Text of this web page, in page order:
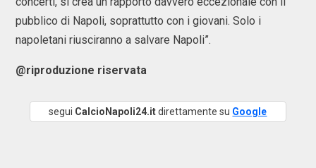
pubblico di Napoli, soprattutto con i giovani. Solo i
napoletani riusciranno a salvare Napoli”.
@riproduzione riservata
segui CalcioNapoli24.itdirettamente su Google